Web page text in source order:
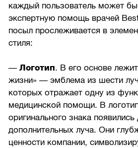
каждый пользователь может
экспертную помощь врачей
посыл прослеживается в
стиля:
—Логотип. В его основе
жизни» — эмблема из шести
которых отражает одну из
медицинской помощи. В
оригинального знака появились
дополнительных луча. Они
ценности компании,